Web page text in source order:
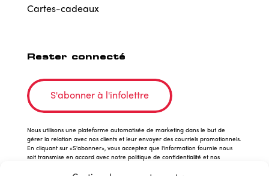
Cartes-cadeaux
Rester connecté
S'abonner à l'infolettre
Nous utilisons une plateforme automatisée de marketing dans le but de
gérer la relation avec nos clients et leur envoyer des courriels promotionnels.
En cliquant sur «S'abonner», vous acceptez que l'information fournie nous
soit transmise en accord avec notre politique de confidentialité et nos